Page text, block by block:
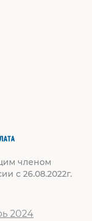
членом
с 26.08.2022г.
2024